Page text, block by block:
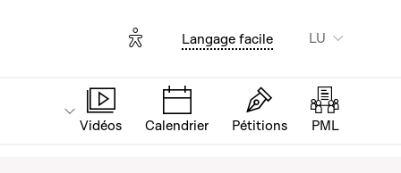
Options d'accessibilité
Langage facile LU
Vidéos Calendrier Pétitions PML